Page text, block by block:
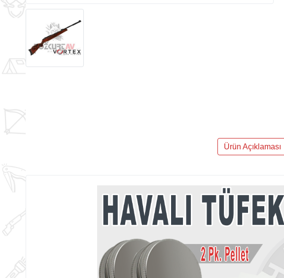
Ürün Açıklaması